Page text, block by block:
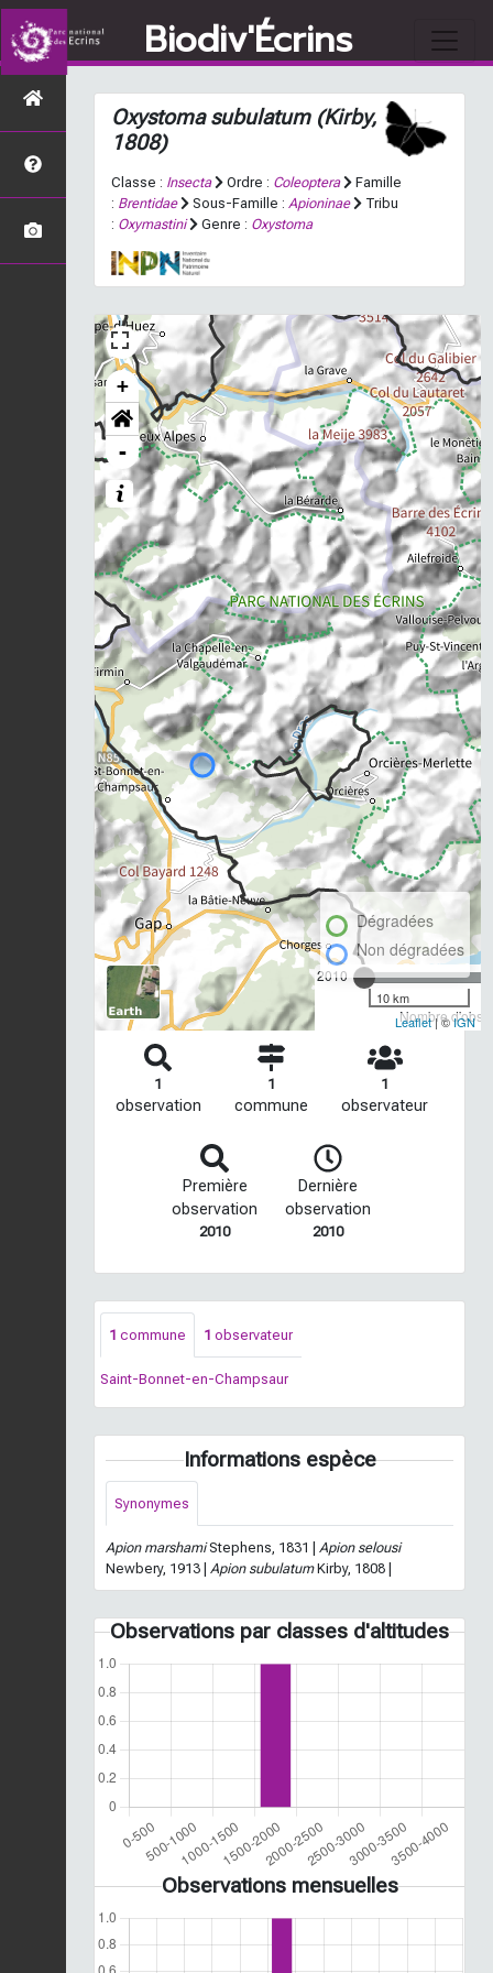
Biodiv'Écrins
Oxystoma subulatum(Kirby,
1808)
Classe : Insecta Ordre : Coleoptera
Famille
: Brentidae Sous-Famille : Apioninae
Tribu
: Oxymastini Genre : Oxystoma
+
-
2010
Nombre
Dégradées
Non dégradées
10 km
Leaflet| ©IGN
1
observation
1
commune
1
observateur
Première
observation
2010
Dernière
observation
2010
1 commune 1 observateur
Saint-Bonnet-en-Champsaur
Informations espèce
Synonymes
Apion marshamiStephens, 1831 | Apion selousi
Newbery, 1913 | Apion subulatumKirby, 1808 |
Observations par classes d'altitudes
Observations mensuelles